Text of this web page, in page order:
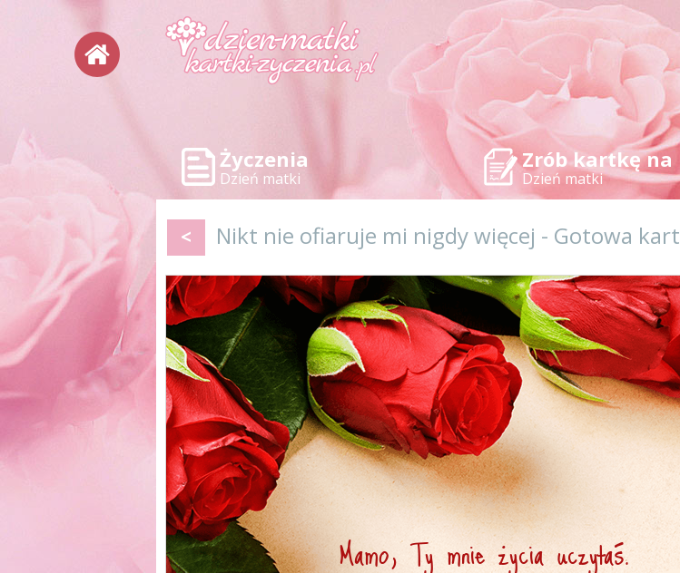
Życzenia
Dzień matki
Zrób kartkę na
Dzień matki
< Nikt nie ofiaruje mi nigdy więcej - Gotowa